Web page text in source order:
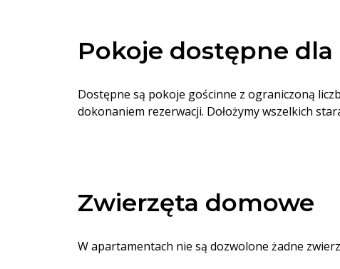
Pokoje dostępne
Dostępne są pokoje gościnne z ograniczoną
dokonaniem rezerwacji. Dołożymy wszelkich
Zwierzęta domowe
W apartamentach nie są dozwolone żadne